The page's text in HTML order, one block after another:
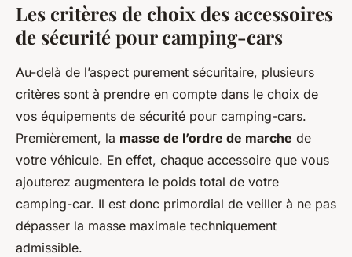
Les critères de choix des accessoires
de sécurité pour camping-cars
Au-delà de l’aspect purement sécuritaire, plusieurs
critères sont à prendre en compte dans le choix de
vos équipements de sécurité pour camping-cars.
Premièrement, la masse de l’ordre de marche de
votre véhicule. En effet, chaque accessoire que vous
ajouterez augmentera le poids total de votre
camping-car. Il est donc primordial de veiller à ne pas
dépasser la masse maximale techniquement
admissible.